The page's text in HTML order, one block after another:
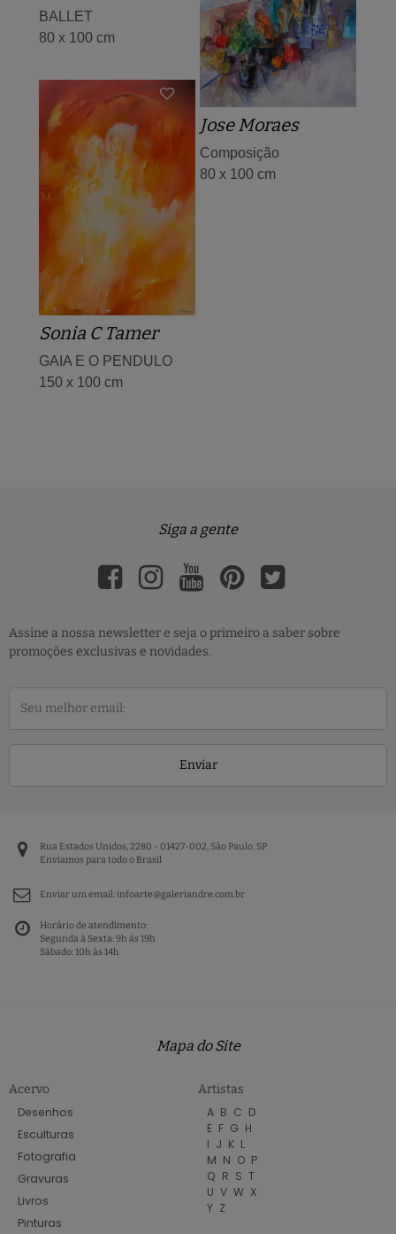
BALLET
80 x 100 cm
Jose Moraes
Composição
80 x 100 cm
Sonia C Tamer
GAIA E O PENDULO
150 x 100 cm
Siga a gente
Assine a nossa newsletter e seja o primeiro a saber sobre
promoções exclusivas e novidades.
Enviar
Rua Estados Unidos, 2280 - 01427-002, São Paulo, SP
Enviamos para todo o Brasil
Enviar um email:infoarte@galeriandre.com.br
Horário de atendimento:
Segunda à Sexta: 9h às 19h
Sábado: 10h às 14h
Mapa do Site
Acervo
Desenhos
Esculturas
Fotografia
Gravuras
Livros
Pinturas
Artistas
A B C D
E F G H
I J K L
M N O P
Q R S T
U V W X
Y Z